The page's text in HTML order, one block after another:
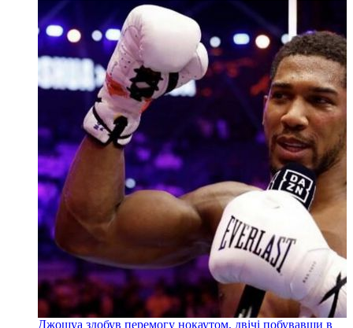
Джошуа здобув перемогу нокаутом, двічі побувавши в